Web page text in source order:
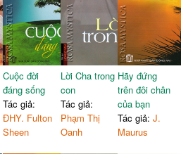
Cuộc đời
đáng sống
Tác giả:
ĐHY. Fulton
Sheen
Lời Cha trong
con
Tác giả:
Phạm Thị
Oanh
Hãy đứng
trên đôi chân
của bạn
Tác giả:J.
Maurus